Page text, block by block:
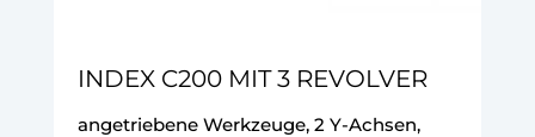
INDEX C200 MIT 3 REVOLVER
angetriebene Werkzeuge, 2 Y-Achsen,